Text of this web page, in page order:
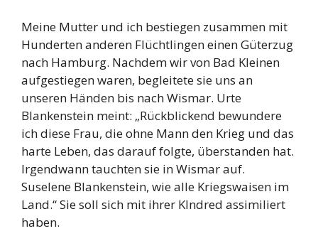
Meine Mutter und ich bestiegen zusammen mit
Hunderten anderen Flüchtlingen einen Güterzug
nach Hamburg. Nachdem wir von Bad Kleinen
aufgestiegen waren, begleitete sie uns an
unseren Händen bis nach Wismar. Urte
Blankenstein meint: „Rückblickend bewundere
ich diese Frau, die ohne Mann den Krieg und das
harte Leben, das darauf folgte, überstanden hat.
Irgendwann tauchten sie in Wismar auf.
Suselene Blankenstein, wie alle Kriegswaisen im
Land.“ Sie soll sich mit ihrer KIndred assimiliert
haben.